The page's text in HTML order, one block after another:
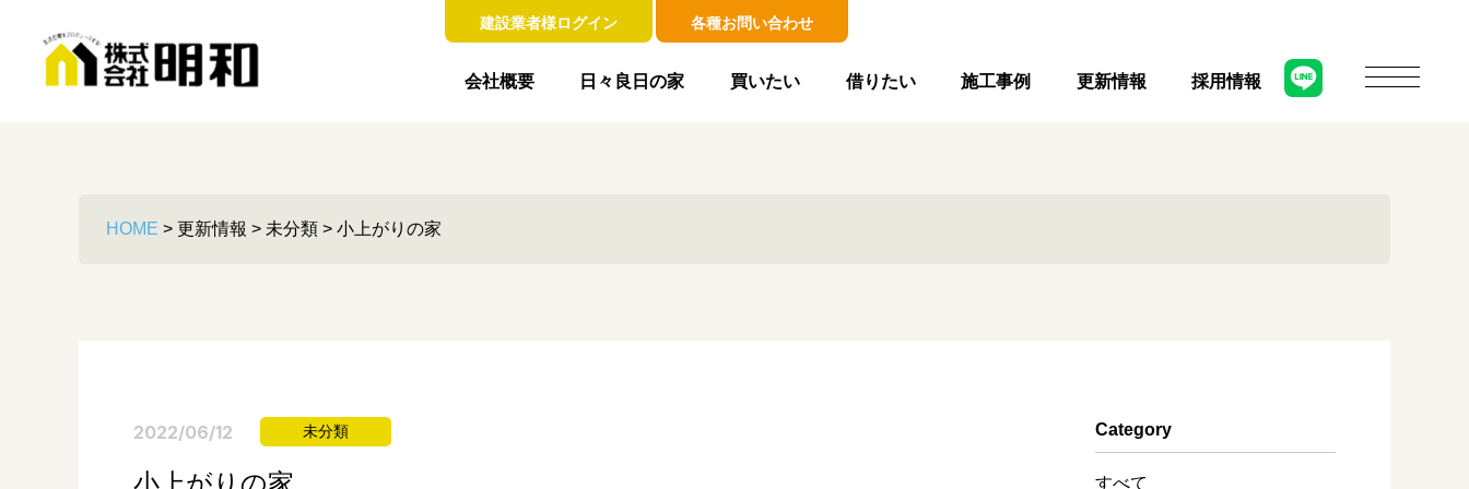
建設業者様ログイン 各種お問い合わせ
会社概要 日々良日の家 買いたい 借りたい 施工事例 更新情報 採用情報
HOME > 更新情報 > 未分類 > 小上がりの家
2022/06/12 未分類
小上がりの家
Category
すべて